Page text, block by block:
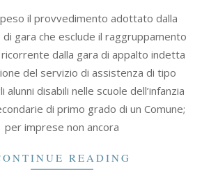
il provvedimento adottato dalla
gara che esclude il raggruppamento
dalla gara di appalto indetta
del servizio di assistenza di tipo
alunni disabili nelle scuole dell’infanzia
di primo grado di un Comune;
per imprese non ancora
READING